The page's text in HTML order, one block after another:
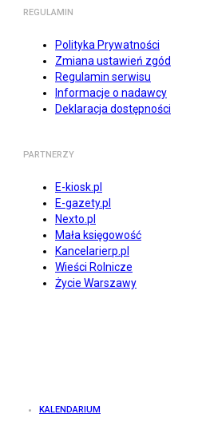
REGULAMIN
Polityka Prywatności
Zmiana ustawień zgód
Regulamin serwisu
Informacje o nadawcy
Deklaracja dostępności
PARTNERZY
E-kiosk.pl
E-gazety.pl
Nexto.pl
Mała księgowość
Kancelarierp.pl
Wieści Rolnicze
Życie Warszawy
KALENDARIUM